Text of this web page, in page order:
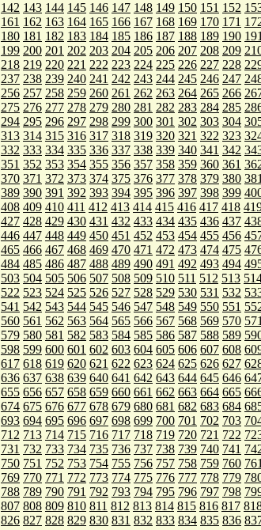
142 143 144 145 146 147 148 149 150 151 152
161 162 163 164 165 166 167 168 169 170 171
180 181 182 183 184 185 186 187 188 189 190 191
199 200 201 202 203 204 205 206 207 208 209
218 219 220 221 222 223 224 225 226 227 228
237 238 239 240 241 242 243 244 245 246 247
256 257 258 259 260 261 262 263 264 265 266
275 276 277 278 279 280 281 282 283 284 285
294 295 296 297 298 299 300 301 302 303 304
313 314 315 316 317 318 319 320 321 322 323
332 333 334 335 336 337 338 339 340 341 342
351 352 353 354 355 356 357 358 359 360 361
370 371 372 373 374 375 376 377 378 379 380 381
389 390 391 392 393 394 395 396 397 398 399
408 409 410 411 412 413 414 415 416 417 418
427 428 429 430 431 432 433 434 435 436 437
446 447 448 449 450 451 452 453 454 455 456
465 466 467 468 469 470 471 472 473 474 475
484 485 486 487 488 489 490 491 492 493 494
503 504 505 506 507 508 509 510 511 512 513
522 523 524 525 526 527 528 529 530 531 532
541 542 543 544 545 546 547 548 549 550 551
560 561 562 563 564 565 566 567 568 569 570 571
579 580 581 582 583 584 585 586 587 588 589
598 599 600 601 602 603 604 605 606 607 608
617 618 619 620 621 622 623 624 625 626 627
636 637 638 639 640 641 642 643 644 645 646
655 656 657 658 659 660 661 662 663 664 665
674 675 676 677 678 679 680 681 682 683 684
693 694 695 696 697 698 699 700 701 702 703
712 713 714 715 716 717 718 719 720 721 722
731 732 733 734 735 736 737 738 739 740 741
750 751 752 753 754 755 756 757 758 759 760 761
769 770 771 772 773 774 775 776 777 778 779
788 789 790 791 792 793 794 795 796 797 798
807 808 809 810 811 812 813 814 815 816 817
826 827 828 829 830 831 832 833 834 835 836